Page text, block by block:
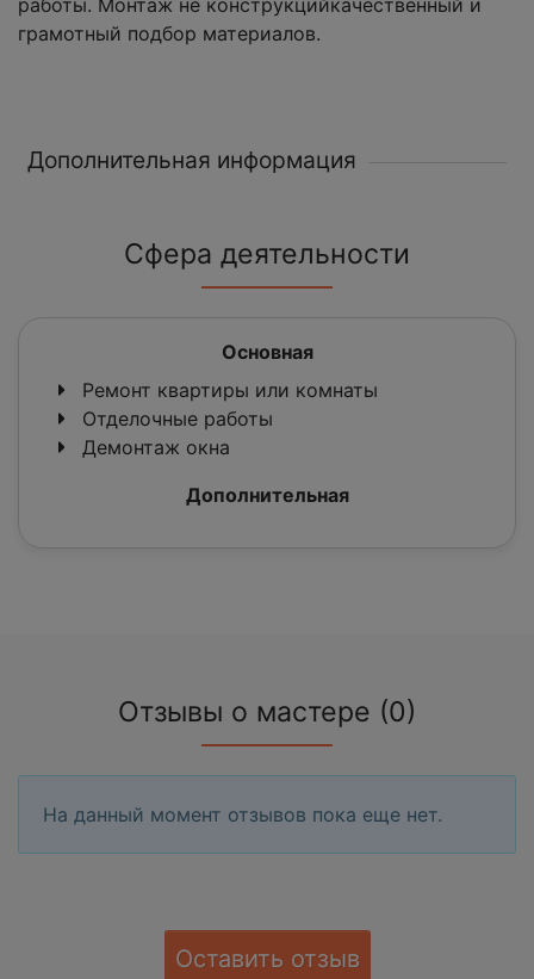
работы. Монтаж не конструкцийкачественный и
грамотный подбор материалов.
Дополнительная информация
Сфера деятельности
Основная
Ремонт квартиры или комнаты
Отделочные работы
Демонтаж окна
Дополнительная
Отзывы о мастере (0)
На данный момент отзывов пока еще нет.
Оставить отзыв